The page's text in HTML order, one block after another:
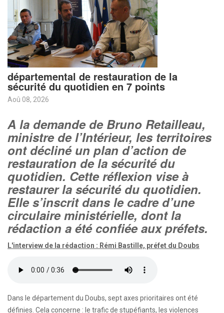
départemental de restauration de la
sécurité du quotidien en 7 points
Aoû 08, 2026
A la demande de Bruno Retailleau,
ministre de l’Intérieur, les territoires
ont décliné un plan d’action de
restauration de la sécurité du
quotidien. Cette réflexion vise à
restaurer la sécurité du quotidien.
Elle s’inscrit dans le cadre d’une
circulaire ministérielle, dont la
rédaction a été confiée aux préfets.
L'interview de la rédaction : Rémi Bastille, préfet du Doubs
Dans le département du Doubs, sept axes prioritaires ont été
définies. Cela concerne : le trafic de stupéfiants, les violences